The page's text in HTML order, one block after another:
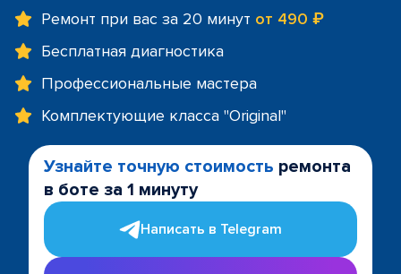
Ремонт при вас за 20 минут от 490 ₽
Бесплатная диагностика
Профессиональные мастера
Комплектующие класса "Original"
Узнайте точную стоимость ремонта
в боте за 1 минуту
Написать в Telegram